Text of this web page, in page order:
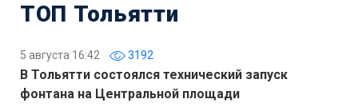
ТОП Тольятти
5 августа 16:42 3192
В Тольятти состоялся технический запуск
фонтана на Центральной площади